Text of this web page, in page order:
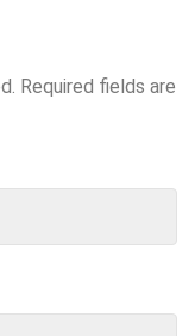
Required fields are